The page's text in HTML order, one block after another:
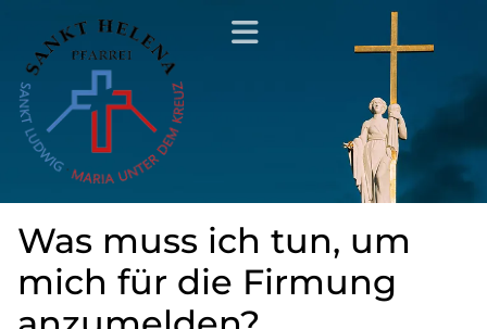
Was muss ich tun, um
mich für die Firmung